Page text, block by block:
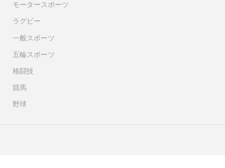
モータースポーツ
ラグビー
一般スポーツ
五輪スポーツ
格闘技
競馬
野球